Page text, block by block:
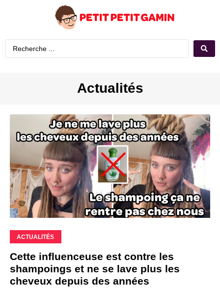
Actualités
ACTUALITÉS
Cette influenceuse est contre les
shampoings et ne se lave plus les
cheveux depuis des années